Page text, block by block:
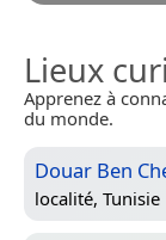
Lieux
Apprenez à
du monde.
Douar Ben
localité, Tunisie